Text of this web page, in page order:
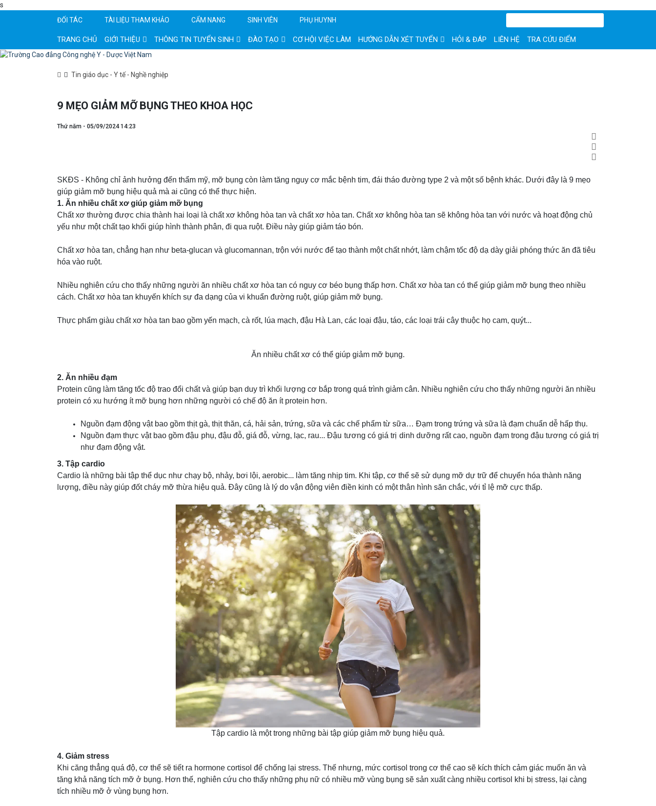
s
ĐỐI TÁC
TÀI LIỆU THAM KHẢO CẨM NANG SINH VIÊN PHỤ HUYNH
TRANG CHỦ GIỚI THIỆU THÔNG TIN TUYỂN SINH ĐÀO TẠO CƠ HỘI VIỆC LÀM HƯỚNG DẪN XÉT TUYỂN HỎI & ĐÁP LIÊN HỆ TRA CỨU ĐIỂM
Tin giáo dục - Y tế - Nghề nghiệp
9 MẸO GIẢM MỠ BỤNG THEO KHOA HỌC
Thứ năm - 05/09/2024 14:23
SKĐS - Không chỉ ảnh hưởng đến thẩm mỹ, mỡ bụng còn làm tăng nguy cơ mắc bệnh tim, đái tháo đường type 2 và một số bệnh khác. Dưới đây là 9 mẹo
giúp giảm mỡ bụng hiệu quả mà ai cũng có thể thực hiện.
1. Ăn nhiều chất xơ giúp giảm mỡ bụng
Chất xơ thường được chia thành hai loại là chất xơ không hòa tan và chất xơ hòa tan. Chất xơ không hòa tan sẽ không hòa tan với nước và hoạt động chủ
yếu như một chất tạo khối giúp hình thành phân, đi qua ruột. Điều này giúp giảm táo bón.
Chất xơ hòa tan, chẳng hạn như beta-glucan và glucomannan, trộn với nước để tạo thành một chất nhớt, làm chậm tốc độ dạ dày giải phóng thức ăn đã tiêu
hóa vào ruột.
Nhiều nghiên cứu cho thấy những người ăn nhiều chất xơ hòa tan có nguy cơ béo bụng thấp hơn. Chất xơ hòa tan có thể giúp giảm mỡ bụng theo nhiều
cách. Chất xơ hòa tan khuyến khích sự đa dạng của vi khuẩn đường ruột, giúp giảm mỡ bụng.
Thực phẩm giàu chất xơ hòa tan bao gồm yến mạch, cà rốt, lúa mạch, đậu Hà Lan, các loại đậu, táo, các loại trái cây thuộc họ cam, quýt...
Ăn nhiều chất xơ có thể giúp giảm mỡ bụng.
2. Ăn nhiều đạm
Protein cũng làm tăng tốc độ trao đổi chất và giúp bạn duy trì khối lượng cơ bắp trong quá trình giảm cân. Nhiều nghiên cứu cho thấy những người ăn nhiều
protein có xu hướng ít mỡ bụng hơn những người có chế độ ăn ít protein hơn.
Nguồn đạm động vật bao gồm thịt gà, thịt thăn, cá, hải sản, trứng, sữa và các chế phẩm từ sữa… Đạm trong trứng và sữa là đạm chuẩn dễ hấp thụ.
Nguồn đạm thực vật bao gồm đậu phụ, đậu đỗ, giá đỗ, vừng, lạc, rau... Đậu tương có giá trị dinh dưỡng rất cao, nguồn đạm trong đậu tương có giá trị
như đạm động vật.
3. Tập cardio
Cardio là những bài tập thể dục như chạy bộ, nhảy, bơi lội, aerobic... làm tăng nhịp tim. Khi tập, cơ thể sẽ sử dụng mỡ dự trữ để chuyển hóa thành năng
lượng, điều này giúp đốt cháy mỡ thừa hiệu quả. Đây cũng là lý do vận động viên điền kinh có một thân hình săn chắc, với tỉ lệ mỡ cực thấp.
Tập cardio là một trong những bài tập giúp giảm mỡ bụng hiệu quả.
4. Giảm stress
Khi căng thẳng quá độ, cơ thể sẽ tiết ra hormone cortisol để chống lại stress. Thế nhưng, mức cortisol trong cơ thể cao sẽ kích thích cảm giác muốn ăn và
tăng khả năng tích mỡ ở bụng. Hơn thế, nghiên cứu cho thấy những phụ nữ có nhiều mỡ vùng bụng sẽ sản xuất càng nhiều cortisol khi bị stress, lại càng
tích nhiều mỡ ở vùng bụng hơn.